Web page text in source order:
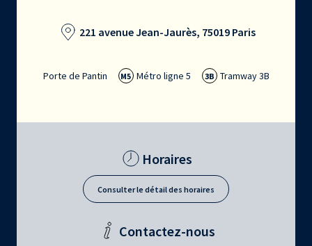
221 avenue Jean-Jaurès, 75019 Paris
Porte de Pantin M5 Métro ligne 5 3B Tramway 3B
Horaires
Consulter le détail des horaires
Contactez-nous